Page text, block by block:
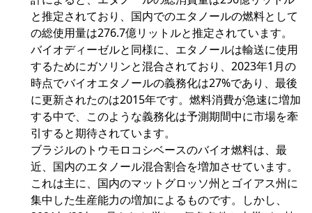
と推定されており、国内でのエタノールの燃料として
の総使用量は276.7億リットルと推定されています。
バイオディーゼルと同様に、エタノールは輸送に使用
するためにガソリンと混合されており、2023年1月の
時点でバイオエタノールの義務化は27%であり、最後
に更新されたのは2015年です。燃料消費が急速に増加
する中で、このような義務化は予測期間中に市場を牽
引すると期待されています。
ブラジルのトウモロコシベースのバイオ燃料は、最
近、国内のエタノール混合割合を増加させています。
これは主に、国内のマットグロッソ州とゴイアス州に
集中した生産能力の増加によるものです。しかし、